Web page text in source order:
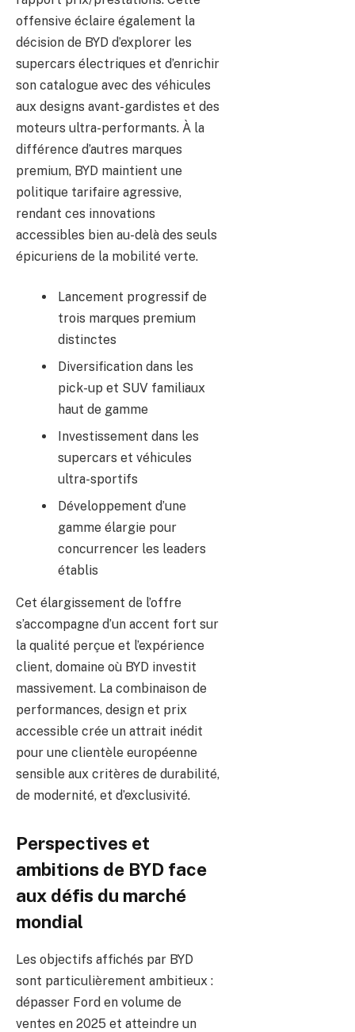
offensive éclaire également la
décision de BYD d’explorer les
supercars électriques et d’enrichir
son catalogue avec des véhicules
aux designs avant-gardistes et des
moteurs ultra-performants. À la
différence d’autres marques
premium, BYD maintient une
politique tarifaire agressive,
rendant ces innovations
accessibles bien au-delà des seuls
épicuriens de la mobilité verte.
Lancement progressif de
trois marques premium
distinctes
Diversification dans les
pick-up et SUV familiaux
haut de gamme
Investissement dans les
supercars et véhicules
ultra-sportifs
Développement d’une
gamme élargie pour
concurrencer les leaders
établis
Cet élargissement de l’offre
s’accompagne d’un accent fort sur
la qualité perçue et l’expérience
client, domaine où BYD investit
massivement. La combinaison de
performances, design et prix
accessible crée un attrait inédit
pour une clientèle européenne
sensible aux critères de durabilité,
de modernité, et d’exclusivité.
Perspectives et
ambitions de BYD face
aux défis du marché
mondial
Les objectifs affichés par BYD
sont particulièrement ambitieux :
dépasser Ford en volume de
ventes en 2025 et atteindre un